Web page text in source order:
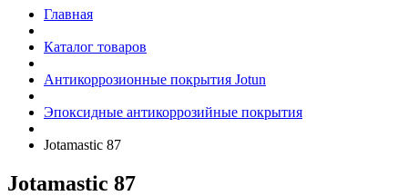
Главная
Каталог товаров
Антикоррозионные покрытия Jotun
Эпоксидные антикоррозийные покрытия
Jotamastic 87
Jotamastic 87